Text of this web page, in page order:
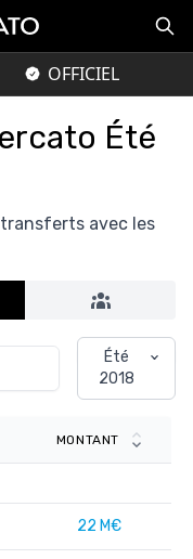
OFFICIEL
Été
avec les
Été
2018
MONTANT
22 M€